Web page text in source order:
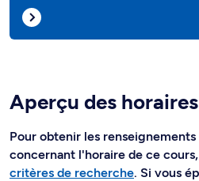
Aperçu des horaires
Pour obtenir les
concernant l'horaire de ce
critères de recherche. Si vous